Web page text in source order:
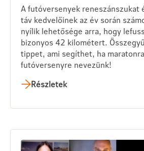
A futóversenyek reneszánszukat
táv kedvelőinek az év során
nyílik lehetősége arra, hogy
bizonyos 42 kilométert.
tippet, ami segíthet, ha
futóversenyre nevezünk!
Részletek